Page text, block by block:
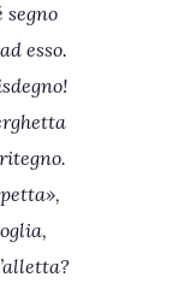
segno
esso.